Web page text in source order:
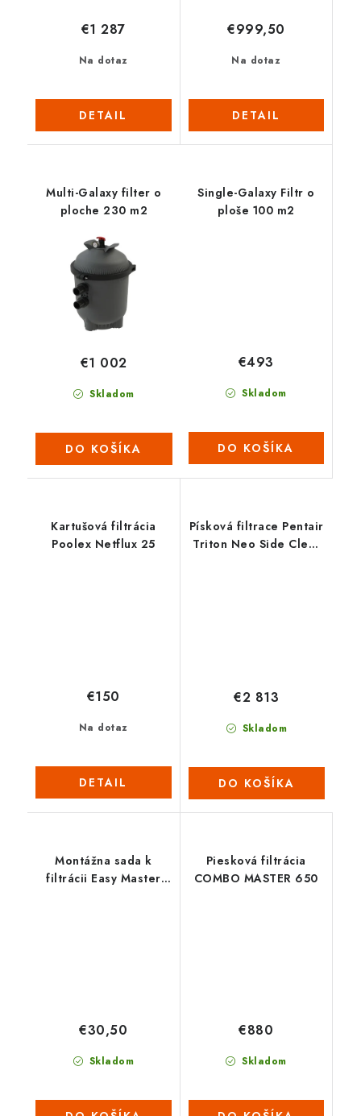
Na dotaz
€1 287
DETAIL
Na dotaz
€999,50
DETAIL
Multi-Galaxy filter o
ploche 230 m2
Skladom
€1 002
DO KOŠÍKA
Single-Galaxy Filtr o
ploše 100 m2
Skladom
€493
DO KOŠÍKA
Kartušová filtrácia
Poolex Netflux 25
Na dotaz
€150
DETAIL
Písková filtrace Pentair
Triton Neo Side Clear
Skladom
€2 813
DO KOŠÍKA
Montážna sada k
filtrácii Easy Master
Skladom
€30,50
Piesková filtrácia
COMBO MASTER 650
Skladom
€880